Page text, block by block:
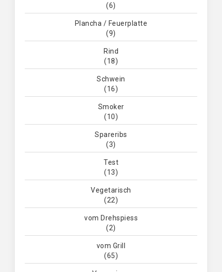
(6)
Plancha / Feuerplatte
(9)
Rind
(18)
Schwein
(16)
Smoker
(10)
Spareribs
(3)
Test
(13)
Vegetarisch
(22)
vom Drehspiess
(2)
vom Grill
(65)